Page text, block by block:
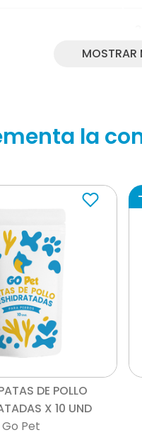
para
MOSTRAR
la
rápida
DE POLLO
X 10 UND
Go Pet
-